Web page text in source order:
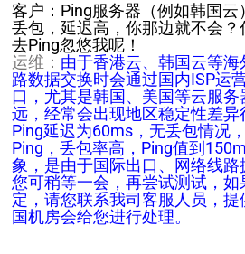
客户：Ping服务器（例如韩国
丢包，延迟高，你那边就不会？
去Ping忽悠我呢！
运维： 由于香港云、韩国云等
路数据交换时会通过国内ISP运
口，尤其是韩国、美国等云服
远，经常会出现地区稳定性差
Ping延迟为60ms，无丢包情况
Ping，丢包率高，Ping值到
象，是由于国际出口、网络线路
您可稍等一会，再尝试测试，如
定，请您联系我司客服人员，
国机房会给您进行处理。